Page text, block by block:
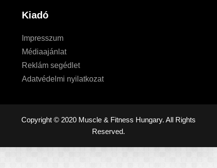
Kiadó
Impresszum
Médiaajánlat
Reklám segédlet
Adatvédelmi nyilatkozat
Copyright © 2020 Muscle & Fitness Hungary. All Rights
Reserved.